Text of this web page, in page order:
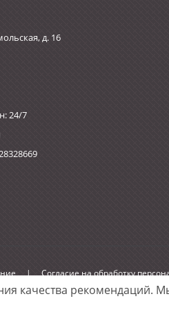
качества рекомендаций.
д. 16
24/7
| Согласие на обработку